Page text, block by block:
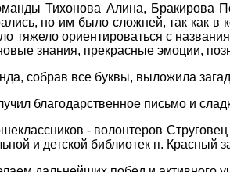
Тихонова Алина,
но им было сложней, так как в
тяжело ориентироваться с
знания, прекрасные эмоции,
собрав все буквы, выложила
благодарственное письмо и
- волонтеров
и детской библиотек п. Красный